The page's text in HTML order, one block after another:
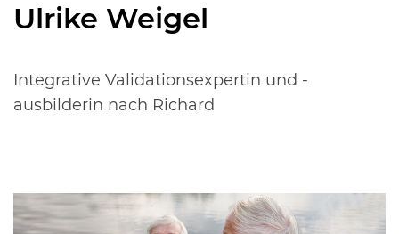
Ulrike Weigel
Integrative Validationsexpertin und -
ausbilderin nach Richard